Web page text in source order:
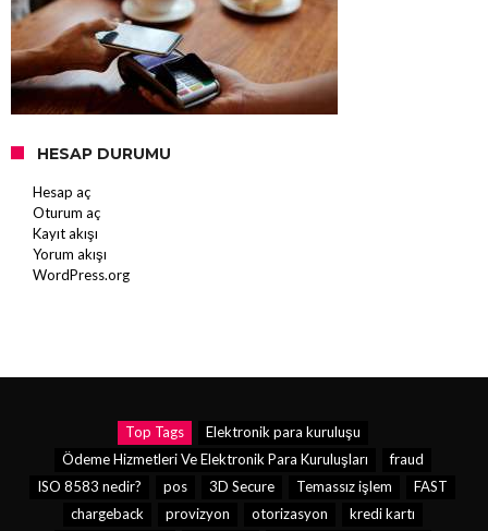
HESAP DURUMU
Hesap aç
Oturum aç
Kayıt akışı
Yorum akışı
WordPress.org
Top Tags
Elektronik para kuruluşu
Ödeme Hizmetleri Ve Elektronik Para Kuruluşları
fraud
ISO 8583 nedir?
pos 3D Secure Temassız işlem
FAST
chargeback
provizyon otorizasyon kredi kartı